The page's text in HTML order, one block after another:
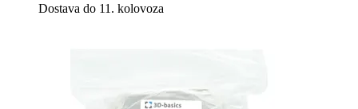
Dostava do 11. kolovoza